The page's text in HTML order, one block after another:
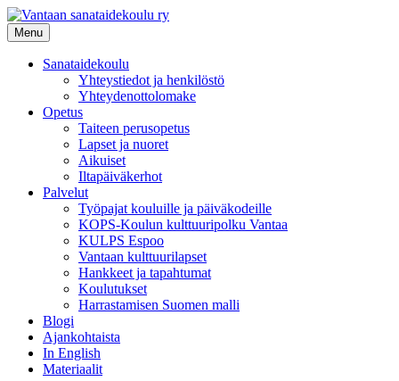
Siirry
sisältöön
Menu
Sanataidekoulu
Yhteystiedot ja henkilöstö
Yhteydenottolomake
Opetus
Taiteen perusopetus
Lapset ja nuoret
Aikuiset
Iltapäiväkerhot
Palvelut
Työpajat kouluille ja päiväkodeille
KOPS-Koulun kulttuuripolku Vantaa
KULPS Espoo
Vantaan kulttuurilapset
Hankkeet ja tapahtumat
Koulutukset
Harrastamisen Suomen malli
Blogi
Ajankohtaista
In English
Materiaalit